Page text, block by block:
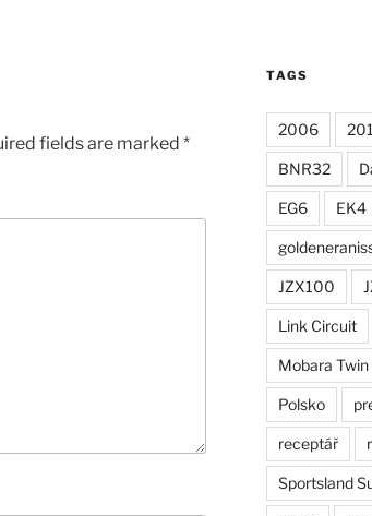
fields are marked *
TAGS
2006
BNR32
EG6 EK4
JZX100
Link Circuit
Mobara Twin
Polsko
receptář
Sportsland